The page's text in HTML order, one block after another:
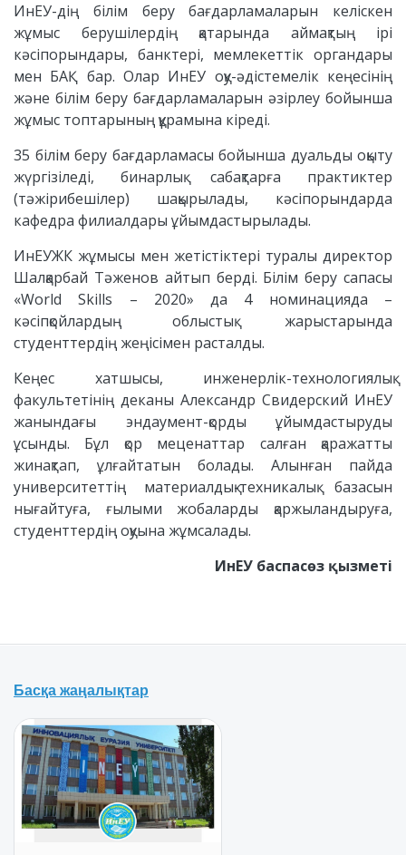
ИнЕУ-дің білім беру бағдарламаларын келіскен
жұмыс берушілердің қатарында аймақтың ірі
кәсіпорындары, банктері, мемлекеттік органдары
мен БАҚ бар. Олар ИнЕУ оқу-әдістемелік кеңесінің
және білім беру бағдарламаларын әзірлеу бойынша
жұмыс топтарының құрамына кіреді.
35 білім беру бағдарламасы бойынша дуальды оқыту
жүргізіледі, бинарлық сабақтарға практиктер
(тәжірибешілер) шақырылады, кәсіпорындарда
кафедра филиалдары ұйымдастырылады.
ИнЕУЖК жұмысы мен жетістіктері туралы директор
Шалқарбай Тәженов айтып берді. Білім беру сапасы
«World Skills – 2020» да 4 номинацияда –
кәсіпқойлардың облыстық жарыстарында
студенттердің жеңісімен расталды.
Кеңес хатшысы, инженерлік-технологиялық
факультетінің деканы Александр Свидерский ИнЕУ
жанындағы эндаумент-қорды ұйымдастыруды
ұсынды. Бұл қор меценаттар салған қаражатты
жинақтап, ұлғайтатын болады. Алынған пайда
университеттің материалдық-техникалық базасын
нығайтуға, ғылыми жобаларды қаржыландыруға,
студенттердің оқуына жұмсалады.
ИнЕУ баспасөз қызметі
Басқа жаңалықтар